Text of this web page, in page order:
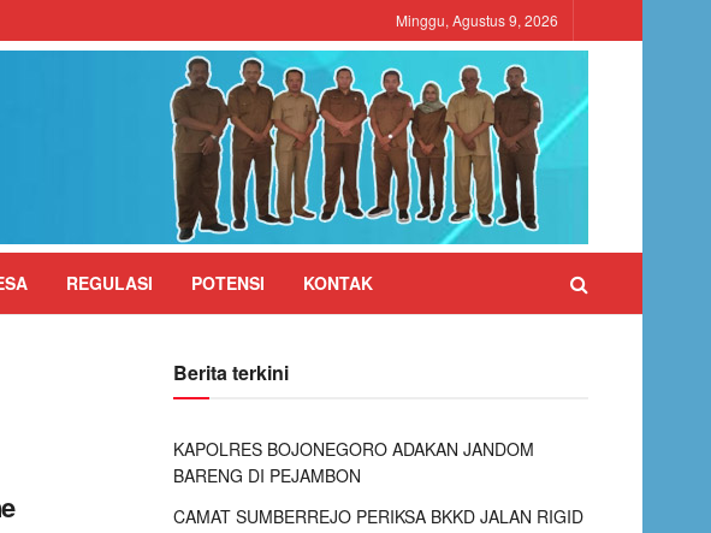
Minggu, Agustus 9, 2026
REGULASI POTENSI KONTAK
Berita terkini
KAPOLRES BOJONEGORO ADAKAN JANDOM
BARENG DI PEJAMBON
CAMAT SUMBERREJO PERIKSA BKKD JALAN RIGID